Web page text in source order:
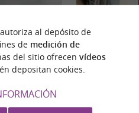
al depósito de
de medición de
del sitio ofrecen vídeos
depositan cookies.